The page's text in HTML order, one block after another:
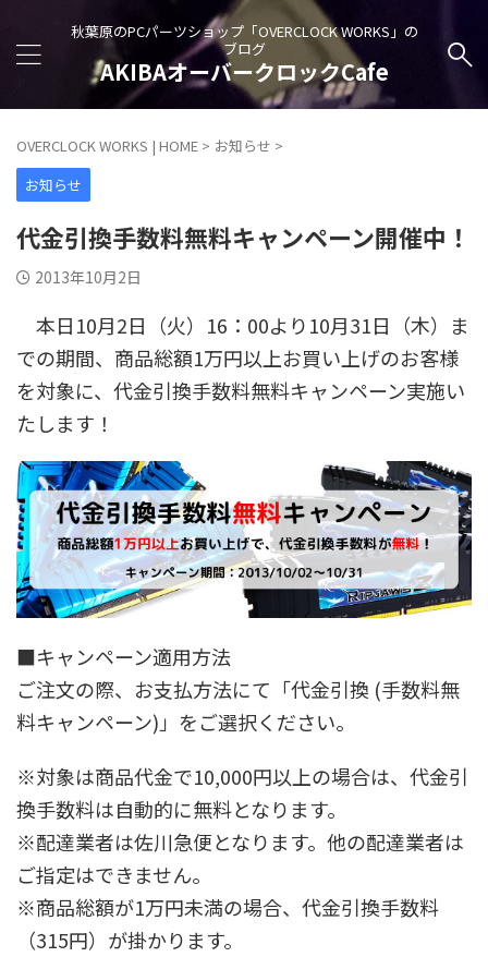
秋葉原のPCパーツショップ「OVERCLOCK WORKS」の
ブログ
AKIBAオーバークロックCafe
OVERCLOCK WORKS | HOME > お知らせ >
お知らせ
代金引換手数料無料キャンペーン開催中！
2013年10月2日
本日10月2日（火）16：00より10月31日（木）ま
での期間、商品総額1万円以上お買い上げのお客様
を対象に、代金引換手数料無料キャンペーン実施い
たします！
■キャンペーン適用方法
ご注文の際、お支払方法にて「代金引換 (手数料無
料キャンペーン)」をご選択ください。
※対象は商品代金で10,000円以上の場合は、代金引
換手数料は自動的に無料となります。
※配達業者は佐川急便となります。他の配達業者は
ご指定はできません。
※商品総額が1万円未満の場合、代金引換手数料
（315円）が掛かります。